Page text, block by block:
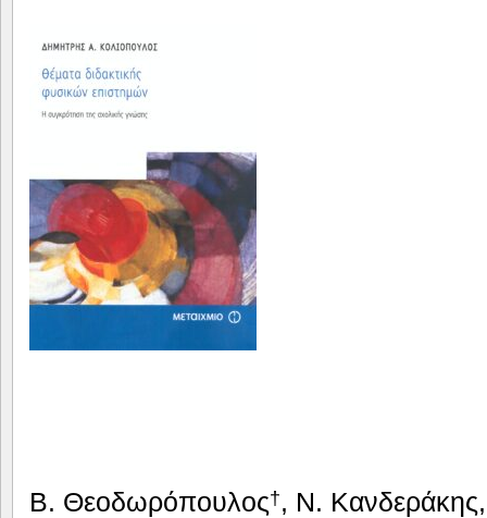
Β. Θεοδωρόπουλος†, Ν.